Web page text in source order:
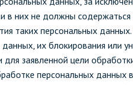
них не должны
таких персональных
их блокирования
заявленной цели
персональных